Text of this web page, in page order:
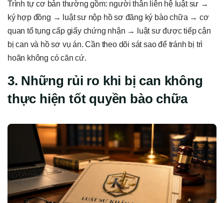
Trình tự cơ bản thường gồm: người thân liên hệ luật sư →
ký hợp đồng → luật sư nộp hồ sơ đăng ký bào chữa → cơ
quan tố tụng cấp giấy chứng nhận → luật sư được tiếp cận
bị can và hồ sơ vụ án. Cần theo dõi sát sao để tránh bị trì
hoãn không có căn cứ.
3. Những rủi ro khi bị can không
thực hiện tốt quyền bào chữa